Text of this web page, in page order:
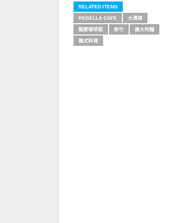
RELATED ITEMS
PEGELLA CAFE 大潤發
寵愛咖啡館 新竹 義大利麵
義式料理